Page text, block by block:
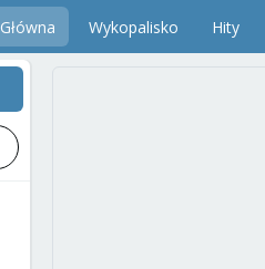
Główna Wykopalisko Hity